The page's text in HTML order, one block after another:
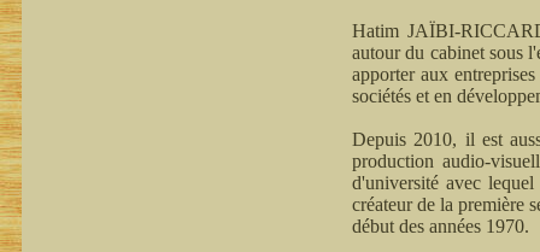
Hatim JAÏBI-
autour du cabinet sous
apporter aux
sociétés et en
Depuis 2010, il est
production audio-
d'université avec
créateur de la première
début des années 1970.